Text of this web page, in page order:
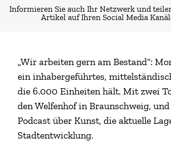
Informieren Sie auch Ihr Netzwerk und
Artikel auf Ihren Social Media
„Wir arbeiten gern am Bestand“:
ein inhabergeführtes,
die 6.000 Einheiten hält. Mit zwei
den Welfenhof in Braunschweig,
Podcast über Kunst, die aktuelle
Stadtentwicklung.